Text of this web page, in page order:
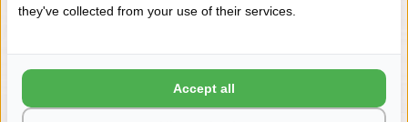
they've collected from your use of their services.
Accept all